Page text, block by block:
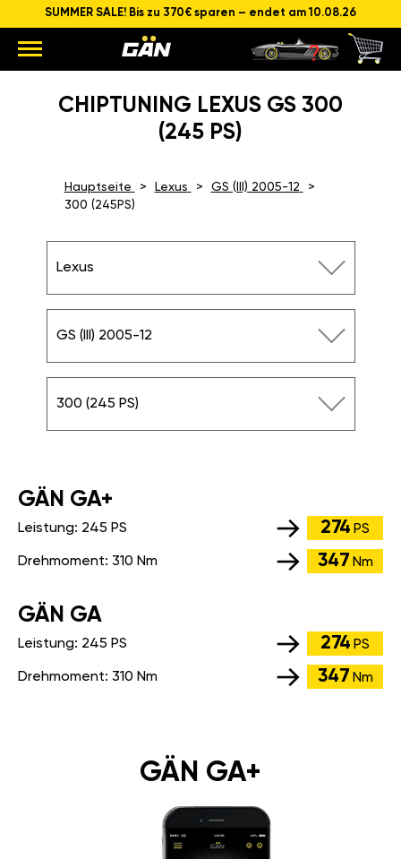
SUMMER SALE! Bis zu 370€ sparen – endet am 10.08.26
CHIPTUNING LEXUS GS 300
(245 PS)
Hauptseite Lexus
GS (III) 2005-12
300 (245PS)
Lexus
GS (III) 2005-12
300 (245 PS)
GÄN GA+
Leistung: 245 PS 274 PS
Drehmoment: 310 Nm 347 Nm
GÄN GA
Leistung: 245 PS 274 PS
Drehmoment: 310 Nm 347 Nm
GÄN GA+